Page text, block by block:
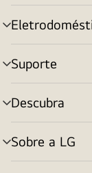
menu
alternar
menu
Suporte
alternar
menu
Descubra
alternar
menu
Sobre a LG
alternar
menu